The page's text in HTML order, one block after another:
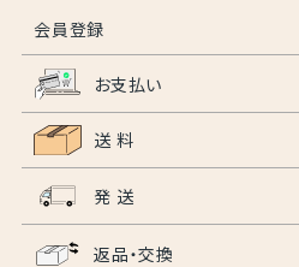
会員登録
お支払い
送 料
発 送
返品・交換